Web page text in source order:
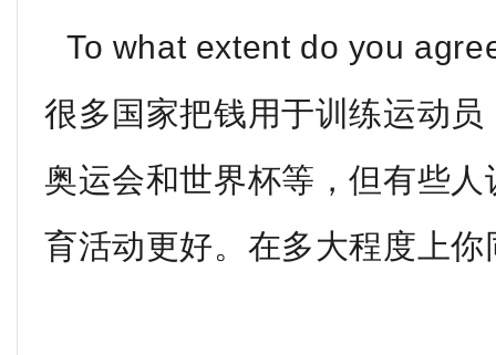
To what extent do you
很多国家把钱用于训练运动
奥运会和世界杯等，但有些
育活动更好。在多大程度上